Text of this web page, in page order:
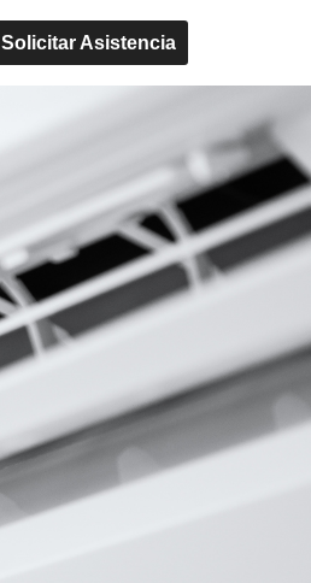
Solicitar Asistencia